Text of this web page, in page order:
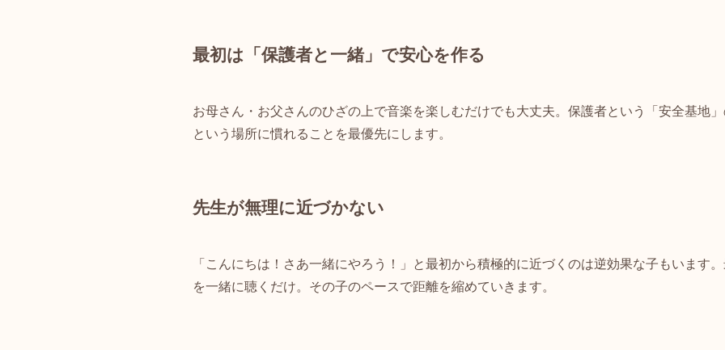
最初は「保護者と一緒」で安心を作る
お母さん・お父さんのひざの上で音楽を楽しむだけでも大丈夫。保護者という「安全基地
という場所に慣れることを最優先にします。
先生が無理に近づかない
「こんにちは！さあ一緒にやろう！」と最初から積極的に近づくのは逆効果な子もいます
を一緒に聴くだけ。その子のペースで距離を縮めていきます。